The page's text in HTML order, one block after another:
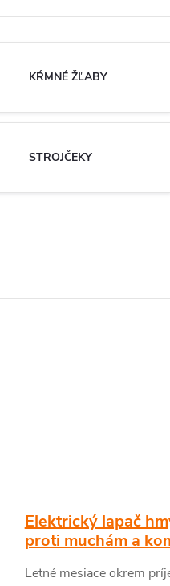
KŔMNÉ ŽĽABY
STROJČEKY
Elektrický lapač
proti muchám a
Letné mesiace okrem